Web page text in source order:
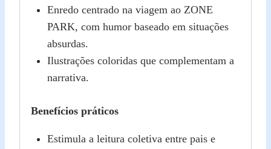
Enredo centrado na viagem ao ZONE
PARK, com humor baseado em situações
absurdas.
Ilustrações coloridas que complementam a
narrativa.
Benefícios práticos
Estimula a leitura coletiva entre pais e